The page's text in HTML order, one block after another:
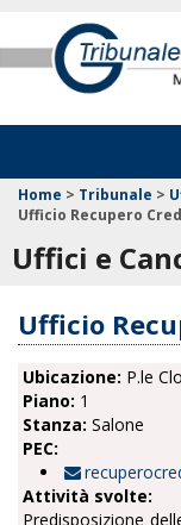
Home > Tribunale >
Ufficio Recupero
Uffici e
Ufficio
Ubicazione: P.le
Piano: 1
Stanza: Salone
PEC:
Attività svolte:
Predisposizione